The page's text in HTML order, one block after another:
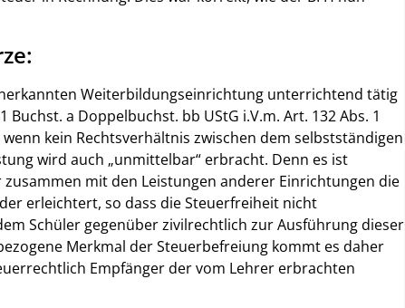
Weiterbildungseinrichtung unterrichtend tätig
a Doppelbuchst. bb UStG i.V.m. Art. 132 Abs. 1
kein Rechtsverhältnis zwischen dem selbstständigen
wird auch „unmittelbar“ erbracht. Denn es ist
mit den Leistungen anderer Einrichtungen die
erleichtert, so dass die Steuerfreiheit nicht
Schüler gegenüber zivilrechtlich zur Ausführung dieser
Merkmal der Steuerbefreiung kommt es daher
Empfänger der vom Lehrer erbrachten